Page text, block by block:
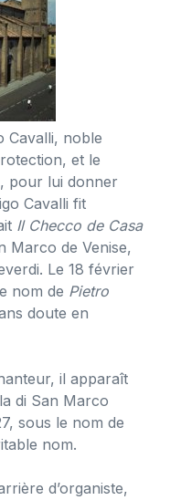
Cavalli, noble
et le
pour lui donner
Cavalli fit
Il Checco de Casa
Marco de Venise,
Le 18 février
nom de Pietro
doute en
il apparaît
di San Marco
sous le nom de
nom.
d’organiste,